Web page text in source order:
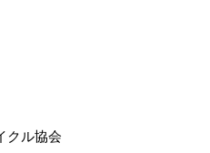
クル協会